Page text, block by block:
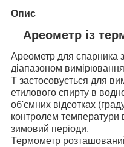
Опис
Ареометр із
Ареометр для спарника
діапазоном
Т застосовується для
етилового спирту в
об'ємних відсотках
контролем температури
зимовий періоди.
Термометр